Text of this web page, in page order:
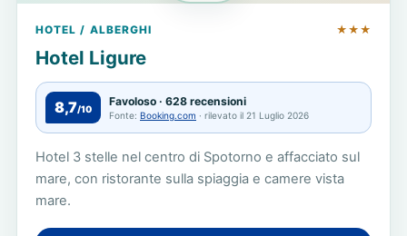
HOTEL / ALBERGHI ★★★
Hotel Ligure
8,7/10
Favoloso · 628 recensioni
Fonte: Booking.com · rilevato il 21 Luglio 2026
Hotel 3 stelle nel centro di Spotorno e affacciato sul
mare, con ristorante sulla spiaggia e camere vista
mare.